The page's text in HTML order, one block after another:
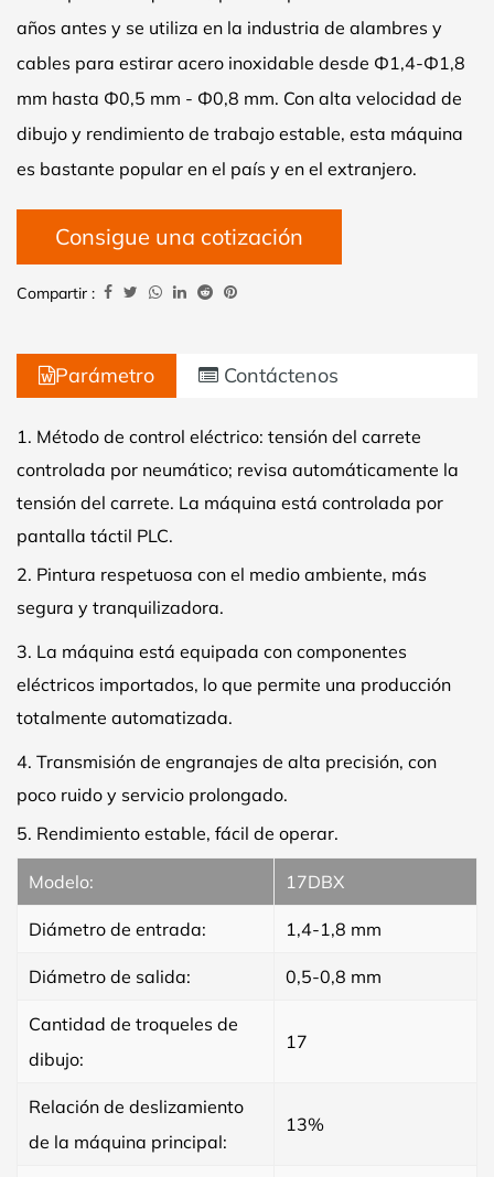
años antes y se utiliza en la industria de alambres y
cables para estirar acero inoxidable desde Ф1,4-Ф1,8
mm hasta Ф0,5 mm - Ф0,8 mm. Con alta velocidad de
dibujo y rendimiento de trabajo estable, esta máquina
es bastante popular en el país y en el extranjero.
Consigue una cotización
Compartir :
Parámetro Contáctenos
1. Método de control eléctrico: tensión del carrete
controlada por neumático; revisa automáticamente la
tensión del carrete. La máquina está controlada por
pantalla táctil PLC.
2. Pintura respetuosa con el medio ambiente, más
segura y tranquilizadora.
3. La máquina está equipada con componentes
eléctricos importados, lo que permite una producción
totalmente automatizada.
4. Transmisión de engranajes de alta precisión, con
poco ruido y servicio prolongado.
5. Rendimiento estable, fácil de operar.
Modelo: 17DBX
Diámetro de entrada: 1,4-1,8 mm
Diámetro de salida: 0,5-0,8 mm
Cantidad de troqueles de
dibujo:
17
Relación de deslizamiento
de la máquina principal:
13%